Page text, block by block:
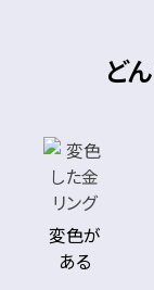
Pt900×ダイヤモンド
D2.009ct
ど
変色が
ある